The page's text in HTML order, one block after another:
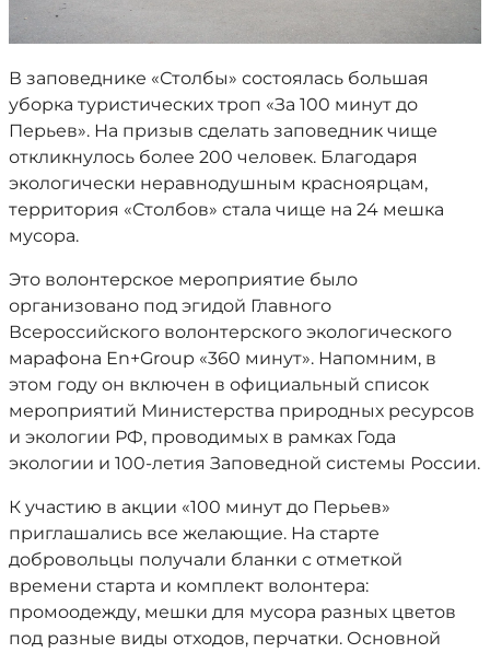
В заповеднике «Столбы» состоялась большая
уборка туристических троп «За 100 минут до
Перьев». На призыв сделать заповедник чище
откликнулось более 200 человек. Благодаря
экологически неравнодушным красноярцам,
территория «Столбов» стала чище на 24 мешка
мусора.
Это волонтерское мероприятие было
организовано под эгидой Главного
Всероссийского волонтерского экологического
марафона Еn+Group «360 минут». Напомним, в
этом году он включен в официальный список
мероприятий Министерства природных ресурсов
и экологии РФ, проводимых в рамках Года
экологии и 100-летия Заповедной системы России.
К участию в акции «100 минут до Перьев»
приглашались все желающие. На старте
добровольцы получали бланки с отметкой
времени старта и комплект волонтера:
промоодежду, мешки для мусора разных цветов
под разные виды отходов, перчатки. Основной